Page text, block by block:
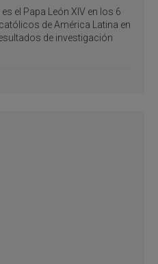
el Papa León XIV en los 6
de América Latina en
de investigación